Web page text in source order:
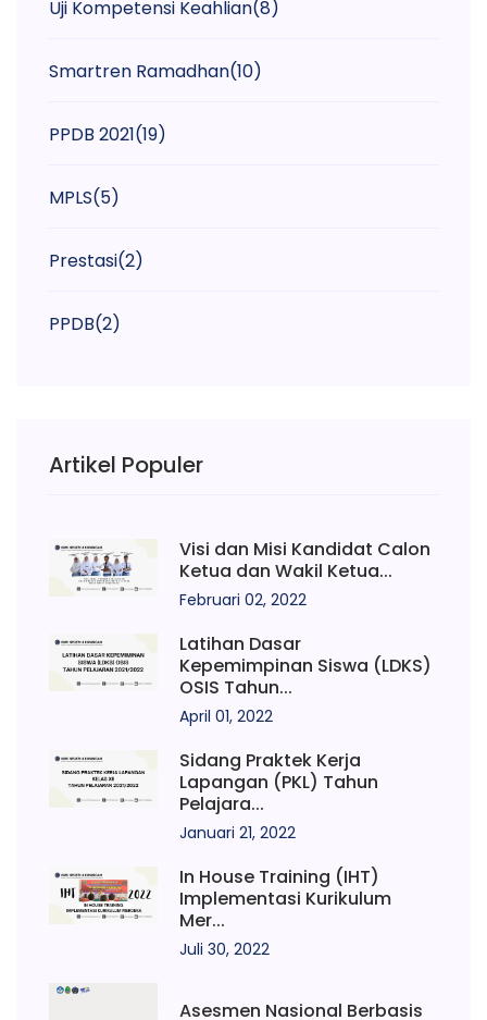
Uji Kompetensi Keahlian(8)
Smartren Ramadhan(10)
PPDB 2021(19)
MPLS(5)
Prestasi(2)
PPDB(2)
Artikel Populer
Visi dan Misi Kandidat Calon
Ketua dan Wakil Ketua...
Februari 02, 2022
Latihan Dasar
Kepemimpinan Siswa (LDKS)
OSIS Tahun...
April 01, 2022
Sidang Praktek Kerja
Lapangan (PKL) Tahun
Pelajara...
Januari 21, 2022
In House Training (IHT)
Implementasi Kurikulum
Mer...
Juli 30, 2022
Asesmen Nasional Berbasis